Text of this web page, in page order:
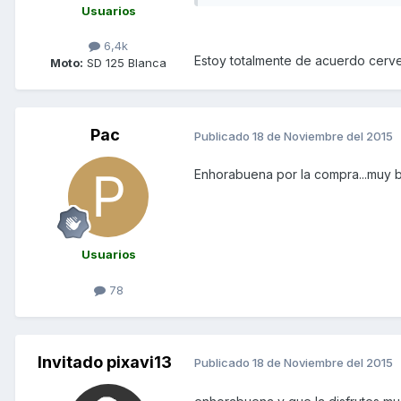
Usuarios
6,4k
Moto: SD 125 Blanca Estoy totalmente de acuerdo
Pac
Usuarios
78
Publicado 18 de Noviembre del 2015
Enhorabuena por la compra...muy
Invitado pixavi13 Publicado 18 de Noviembre del 2015